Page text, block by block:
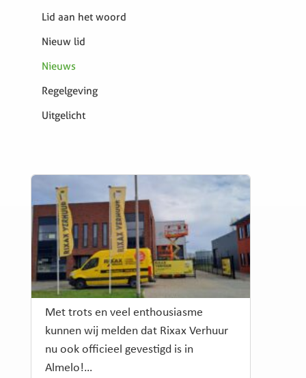
Lid aan het woord
Nieuw lid
Nieuws
Regelgeving
Uitgelicht
Met trots en veel enthousiasme
kunnen wij melden dat Rixax Verhuur
nu ook officieel gevestigd is in
Almelo!…